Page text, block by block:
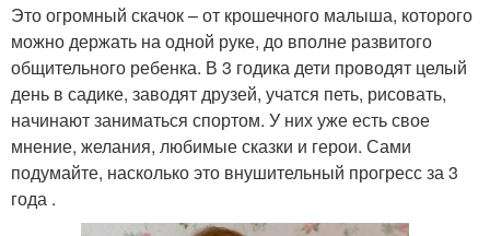
Это огромный скачок – от крошечного малыша, которого
можно держать на одной руке, до вполне развитого
общительного ребенка. В 3 годика дети проводят целый
день в садике, заводят друзей, учатся петь, рисовать,
начинают заниматься спортом. У них уже есть свое
мнение, желания, любимые сказки и герои. Сами
подумайте, насколько это внушительный прогресс за 3
года .